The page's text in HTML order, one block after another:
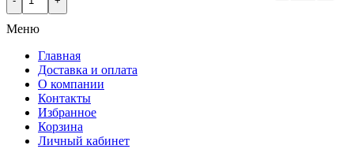
Меню
Главная
Доставка и оплата
О компании
Контакты
Избранное
Корзина
Личный кабинет